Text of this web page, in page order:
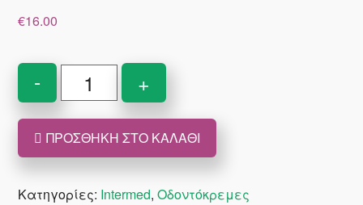
€16.00
-
Intermed
Unident
Black
&
Whitening
+
ΠΡΟΣΘΉΚΗ ΣΤΟ ΚΑΛΆΘΙ
Κατηγορίες: Intermed,Οδοντόκρεμες